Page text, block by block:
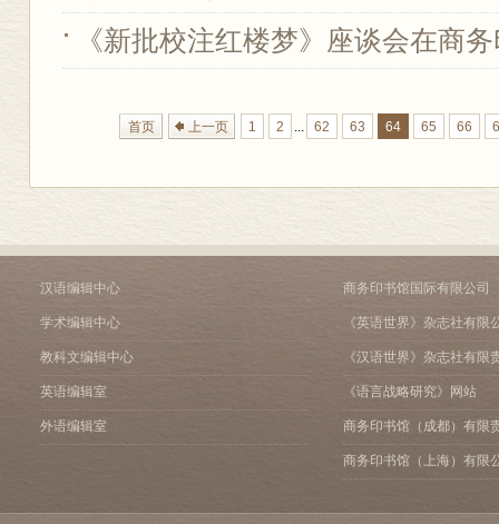
《新批校注红楼梦》座谈会在商
首页 上一页 1 2 ... 62 63 64 65 66
汉语编辑中心
学术编辑中心
教科文编辑中心
英语编辑室
外语编辑室
商务印书馆国际有限公司
《英语世界》杂志社有限
《汉语世界》杂志社有限
《语言战略研究》网站
商务印书馆（成都）有限
商务印书馆（上海）有限